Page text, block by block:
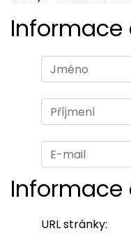
Informace
Informace
URL stránky: